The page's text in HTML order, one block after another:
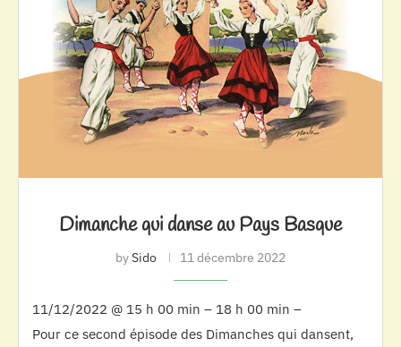
Dimanche qui danse au Pays Basque
bySido 11 décembre 2022
11/12/2022 @ 15 h 00 min – 18 h 00 min –
Pour ce second épisode des Dimanches qui dansent,